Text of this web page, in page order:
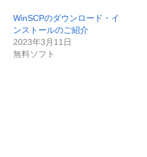
WinSCPのダウンロード・イ
ンストールのご紹介
2023年3月11日
無料ソフト